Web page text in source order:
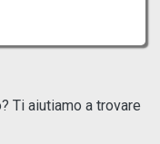
Ti aiutiamo a trovare